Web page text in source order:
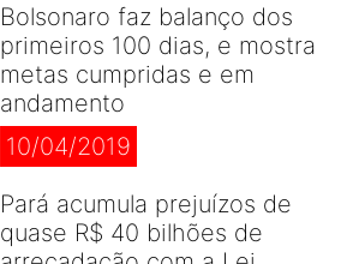
Bolsonaro faz balanço dos
primeiros 100 dias, e mostra
metas cumpridas e em
andamento
10/04/2019
Pará acumula prejuízos de
quase R$ 40 bilhões de